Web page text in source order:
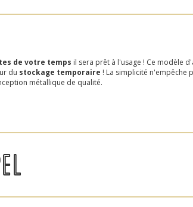
de votre temps il sera prêt à l'usage ! Ce modèle
du stockage temporaire ! La simplicité n'empêche
métallique de qualité.